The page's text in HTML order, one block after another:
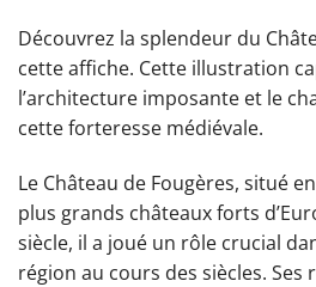
Découvrez la splendeur du
cette affiche. Cette illustration
l’architecture imposante et le
cette forteresse médiévale.
Le Château de Fougères, situé
plus grands châteaux forts
siècle, il a joué un rôle crucial
région au cours des siècles.